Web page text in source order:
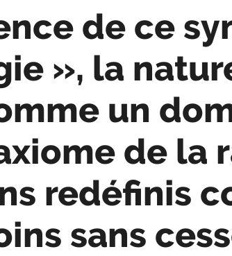
de ce
», la
un
de la
redéfinis
sans